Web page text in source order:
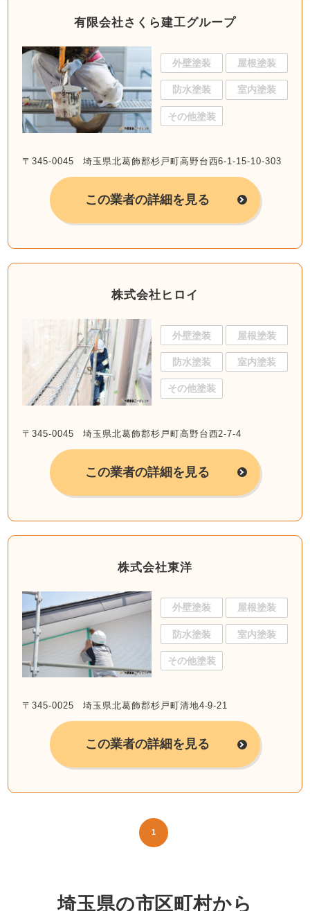
有限会社さくら建工グループ
外壁塗装 屋根塗装
防水塗装 室内塗装
その他塗装
〒345-0045 埼玉県北葛飾郡杉戸町高野台西6-1-15-10-303
この業者の詳細を見る
株式会社ヒロイ
外壁塗装 屋根塗装
防水塗装 室内塗装
その他塗装
〒345-0045 埼玉県北葛飾郡杉戸町高野台西2-7-4
この業者の詳細を見る
株式会社東洋
外壁塗装 屋根塗装
防水塗装 室内塗装
その他塗装
〒345-0025 埼玉県北葛飾郡杉戸町清地4-9-21
この業者の詳細を見る
1
埼玉県の市区町村から